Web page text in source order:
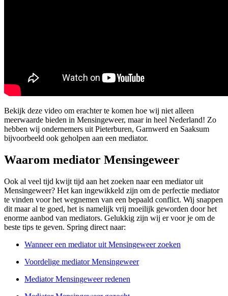
Bekijk deze video om erachter te komen hoe wij niet alleen
meerwaarde bieden in Mensingeweer, maar in heel Nederland! Zo
hebben wij ondernemers uit Pieterburen, Garnwerd en Saaksum
bijvoorbeeld ook geholpen aan een mediator.
Waarom mediator Mensingeweer
Ook al veel tijd kwijt tijd aan het zoeken naar een mediator uit
Mensingeweer? Het kan ingewikkeld zijn om de perfectie mediator
te vinden voor het wegnemen van een bepaald conflict. Wij snappen
dit maar al te goed, het is namelijk vrij moeilijk geworden door het
enorme aanbod van mediators. Gelukkig zijn wij er voor je om de
beste tips te geven. Spring direct naar:
Wanneer een mediator uit Mensingeweer zoeken
Voordelige mediator Mensingeweer
Mediator Mensingeweer redenen